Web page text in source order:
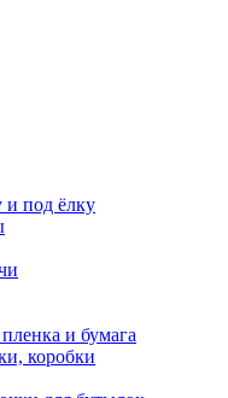
и под ёлку
и бумага
коробки